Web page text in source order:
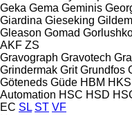
Geka Gema Geminis
Giardina Gieseking
Gleason Gomad
AKF ZS
Gravograph Gravotech
Grindermak Grit Grundfos
Göteneds Güde HBM HKS
Automation HSC HSD
EC SL ST VF